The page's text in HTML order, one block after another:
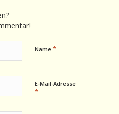
Name *
E-Mail-Adresse
*